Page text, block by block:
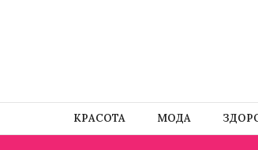
КРАСОТА МОДА